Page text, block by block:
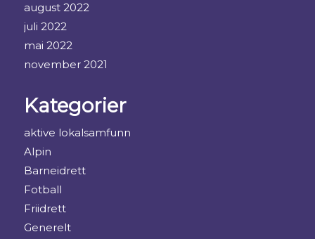
august 2022
juli 2022
mai 2022
november 2021
Kategorier
aktive lokalsamfunn
Alpin
Barneidrett
Fotball
Friidrett
Generelt